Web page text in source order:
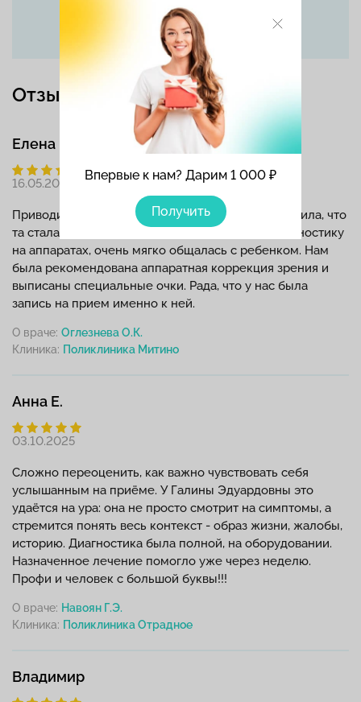
Впервые к нам? Дарим 1 000 ₽
Получить
Отзывы
Елена Борисовна П.
16.05.2026
Приводила к Ольге Константиновне дочку, заметила, что
та стала щуриться. Доктор провела полную диагностику
на аппаратах, очень мягко общалась с ребенком. Нам
была рекомендована аппаратная коррекция зрения и
выписаны специальные очки. Рада, что у нас была
запись на прием именно к ней.
О враче: Оглезнева О.К.
Клиника:
Анна Е.
03.10.2025
Сложно переоценить, как важно чувствовать себя
услышанным на приёме. У Галины Эдуардовны это
удаётся на ура: она не просто смотрит на симптомы, а
стремится понять весь контекст - образ жизни, жалобы,
историю. Диагностика была полной, на оборудовании.
Назначенное лечение помогло уже через неделю.
Профи и человек с большой буквы!!!
О враче: Навоян Г.Э.
Клиника:
Владимир